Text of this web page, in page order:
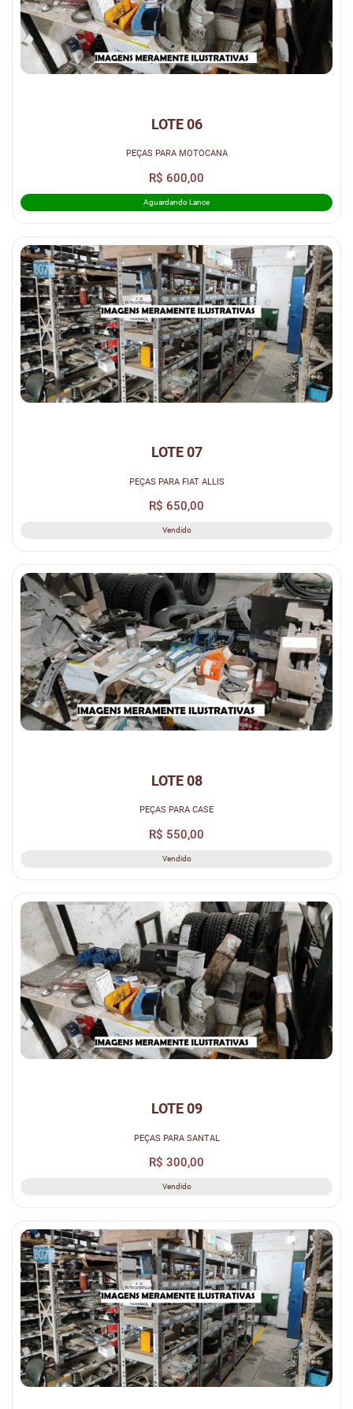
LOTE 06
PEÇAS PARA MOTOCANA
R$ 600,00
Aguardando Lance
LOTE 07
PEÇAS PARA FIAT ALLIS
R$ 650,00
Vendido
LOTE 08
PEÇAS PARA CASE
R$ 550,00
Vendido
LOTE 09
PEÇAS PARA SANTAL
R$ 300,00
Vendido